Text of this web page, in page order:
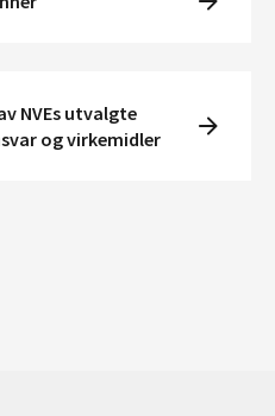
NVEs utvalgte
og virkemidler